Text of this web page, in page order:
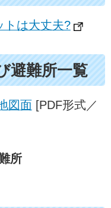
トは大丈夫?
避難所一覧
図面 [PDF形式／
所